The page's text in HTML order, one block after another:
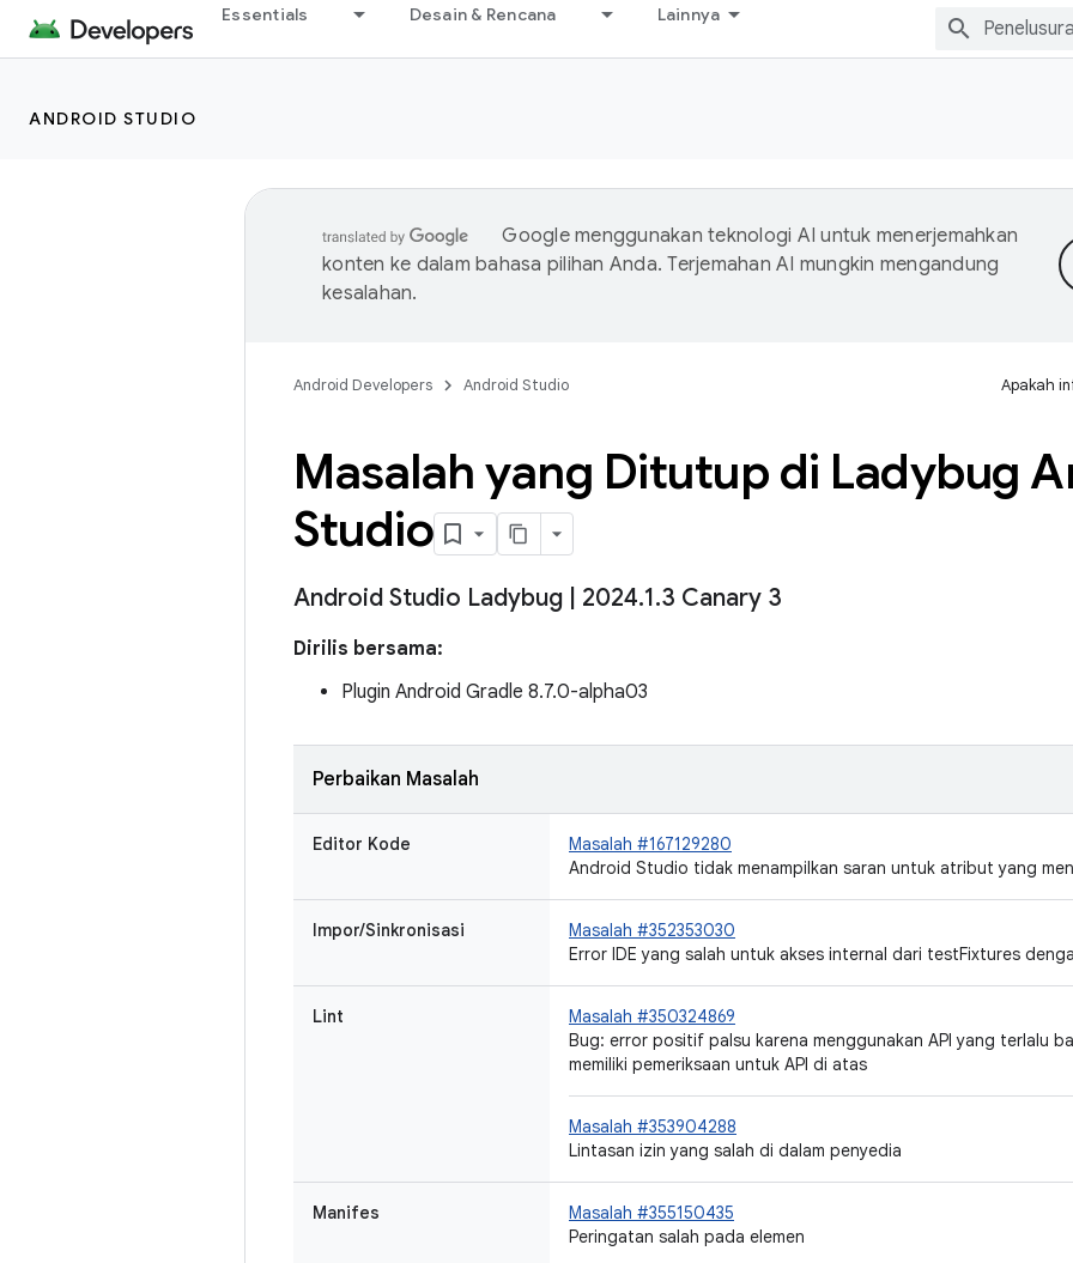
Essentials Desain & Rencana Lainnya
ANDROID STUDIO
Google menggunakan teknologi AI untuk menerjemahkan
konten ke dalam bahasa pilihan Anda. Terjemahan AI mungkin mengandung
kesalahan.
Android Developers Android Studio Apakah
Masalah yang Ditutup di Ladybug
Studio
Android Studio Ladybug 2024.1.3 Canary 3
Dirilis bersama:
Plugin Android Gradle 8.7.0-alpha03
Perbaikan Masalah
Editor Kode
Masalah #167129280
Android Studio tidak menampilkan saran untuk atribut yang
Impor/Sinkronisasi
Masalah #352353030
Error IDE yang salah untuk akses internal dari testFixtures
Lint
Masalah #350324869
Bug: error positif palsu karena menggunakan API yang terlalu
memiliki pemeriksaan untuk API di atas
Masalah #353904288
Lintasan izin yang salah di dalam penyedia
Manifes
Masalah #355150435
Peringatan salah pada elemen